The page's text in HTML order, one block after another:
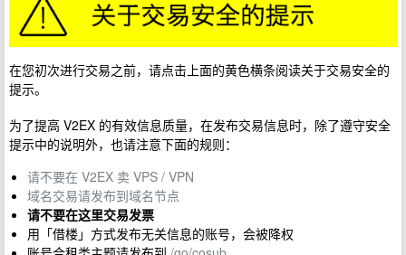
在您初次进行交易之前，请点击上面的黄色横条阅读关于交易安全的
提示。
为了提高 V2EX 的有效信息质量，在发布交易信息时，除了遵守安全
提示中的说明外，也请注意下面的规则：
请不要在 V2EX 卖 VPS / VPN
域名交易请发布到域名节点
请不要在这里交易发票
用「借楼」方式发布无关信息的账号，会被降权